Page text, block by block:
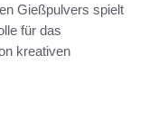
Gießpulvers spielt
für das
kreativen